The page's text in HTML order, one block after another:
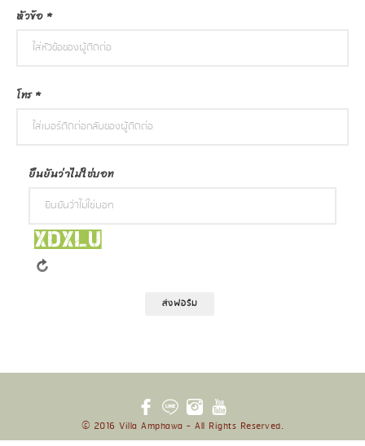
หัวข้อ *
โทร *
ยืนยันว่าไม่ใช่บอท
ส่งฟอร์ม
© 2016 Villa Amphawa - All Rights Reserved.